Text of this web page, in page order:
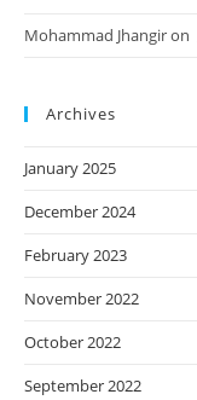
Mohammad Jhangiron
Archives
January 2025
December 2024
February 2023
November 2022
October 2022
September 2022